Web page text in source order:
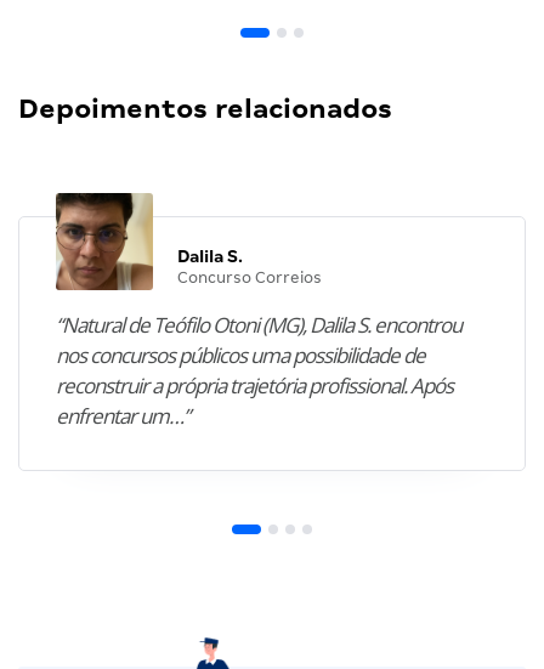
Depoimentos relacionados
Dalila S.
Concurso Correios
“Natural de Teófilo Otoni (MG), Dalila S. encontrou
nos concursos públicos uma possibilidade de
reconstruir a própria trajetória profissional. Após
enfrentar um…”